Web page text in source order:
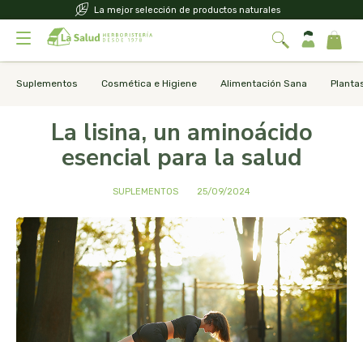
La mejor selección de productos naturales
Suplementos Cosmética e Higiene Alimentación Sana
La lisina, un aminoácido
esencial para la salud
SUPLEMENTOS 25/09/2024